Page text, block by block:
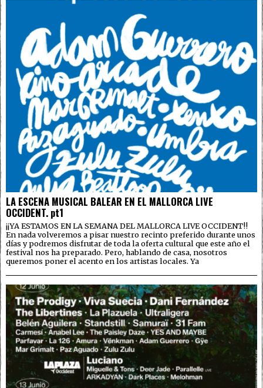
LA ESCENA MUSICAL BALEAR EN EL MALLORCA LIVE
OCCIDENT. pt1
¡¡YA ESTAMOS EN LA SEMANA DEL MALLORCA LIVE OCCIDENT!!
En nada volveremos a pisar nuestro recinto preferido durante unos
días y podremos disfrutar de toda la oferta cultural que este año el
festival nos ha preparado. Pero, hablando de casa, nosotros
queremos poner el acento en los artistas locales. Ya